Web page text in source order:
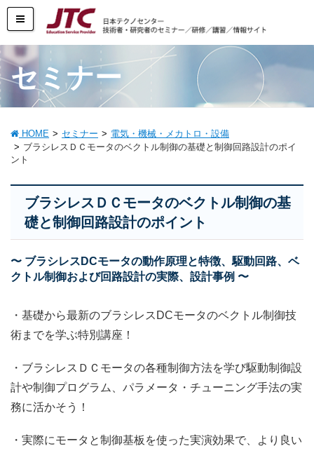
セミナー
HOME セミナー
電気・機械・メカトロ・設備
ブラシレスＤＣモータのベクトル制御の基礎と制御回路設計のポイ
ント
ブラシレスＤＣモータのベクトル制御の基
礎と制御回路設計のポイント
〜 ブラシレスDCモータの動作原理と特徴、駆動回路、ベ
クトル制御および回路設計の実際、設計事例 〜
・基礎から最新のブラシレスDCモータのベクトル制御技
術までを学ぶ特別講座！
・ブラシレスＤＣモータの各種制御方法を学び駆動制御設
計や制御プログラム、パラメータ・チューニング手法の実
務に活かそう！
・実際にモータと制御基板を使った実演効果で、より良い